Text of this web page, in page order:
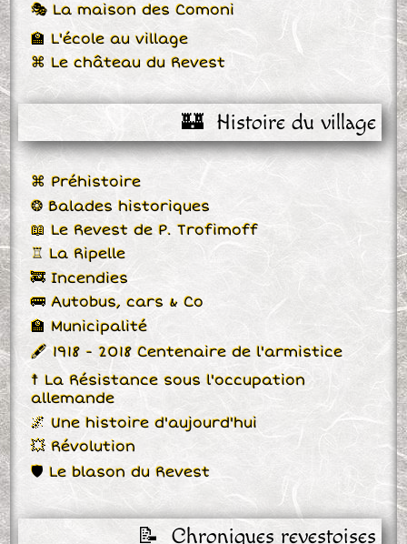
🎭 La maison des Comoni
🏫 L'école au village
⌘ Le château du Revest
🏰  Histoire du village
⌘ Préhistoire
❂ Balades historiques
📖 Le Revest de P. Trofimoff
♖ La Ripelle
🚒 Incendies
🚌 Autobus, cars & Co
🏫 Municipalité
🖋 1918 - 2018 Centenaire de l'armistice
☨ La Résistance sous l'occupation
allemande
🌌 Une histoire d'aujourd'hui
💥 Révolution
🛡 Le blason du Revest
📝  Chroniques revestoises